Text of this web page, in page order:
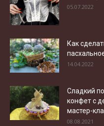
05.07.2022
Как
14.04.2022
Сладкий
конфет с
мастер-
08.08.2021